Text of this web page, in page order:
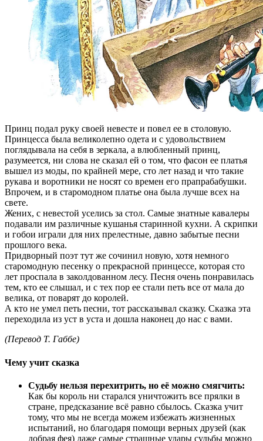
Принц подал руку своей невесте и повел ее в столовую.
Принцесса была великолепно одета и с удовольствием
поглядывала на себя в зеркала, а влюбленный принц,
разумеется, ни слова не сказал ей о том, что фасон ее платья
вышел из моды, по крайней мере, сто лет назад и что такие
рукава и воротники не носят со времен его прапрабабушки.
Впрочем, и в старомодном платье она была лучше всех на
свете.
Жених, с невестой уселись за стол. Самые знатные кавалеры
подавали им различные кушанья старинной кухни. А скрипки
и гобои играли для них прелестные, давно забытые песни
прошлого века.
Придворный поэт тут же сочинил новую, хотя немного
старомодную песенку о прекрасной принцессе, которая сто
лет проспала в заколдованном лесу. Песня очень понравилась
тем, кто ее слышал, и с тех пор ее стали петь все от мала до
велика, от поварят до королей.
А кто не умел петь песни, тот рассказывал сказку. Сказка эта
переходила из уст в уста и дошла наконец до нас с вами.
(Перевод Т. Габбе)
Чему учит сказка
Судьбу нельзя перехитрить, но её можно смягчить:
Как бы король ни старался уничтожить все прялки в
стране, предсказание всё равно сбылось. Сказка учит
тому, что мы не всегда можем избежать жизненных
испытаний, но благодаря помощи верных друзей (как
добрая фея) даже самые страшные удары судьбы можно